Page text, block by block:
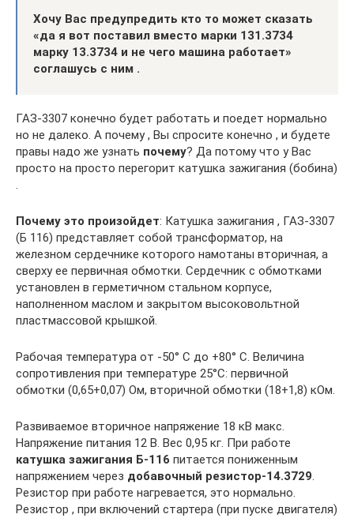
Хочу Вас предупредить кто то может сказать
«да я вот поставил вместо марки 131.3734
марку 13.3734 и не чего машина работает»
соглашусь с ним .
ГАЗ-3307 конечно будет работать и поедет нормально
но не далеко. А почему , Вы спросите конечно , и будете
правы надо же узнать почему? Да потому что у Вас
просто на просто перегорит катушка зажигания (бобина)
.
Почему это произойдет: Катушка зажигания , ГАЗ-3307
(Б 116) представляет собой трансформатор, на
железном сердечнике которого намотаны вторичная, а
сверху ее первичная обмотки. Сердечник с обмотками
установлен в герметичном стальном корпусе,
наполненном маслом и закрытом высоковольтной
пластмассовой крышкой.
Рабочая температура от -50° С до +80° С. Величина
сопротивления при температуре 25°С: первичной
обмотки (0,65+0,07) Ом, вторичной обмотки (18+1,8) кОм.
Развиваемое вторичное напряжение 18 кВ макс.
Напряжение питания 12 В. Вес 0,95 кг. При работе
катушка зажигания Б-116 питается пониженным
напряжением через добавочный резистор-14.3729.
Резистор при работе нагревается, это нормально.
Резистор , при включений стартера (при пуске двигателя)